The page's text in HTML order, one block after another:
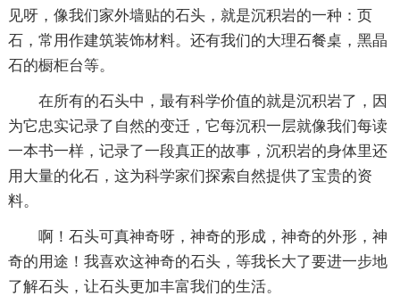
见呀，像我们家外墙贴的石头，就是沉积岩的一种：页
石，常用作建筑装饰材料。还有我们的大理石餐桌，黑晶
石的橱柜台等。
在所有的石头中，最有科学价值的就是沉积岩了，因
为它忠实记录了自然的变迁，它每沉积一层就像我们每读
一本书一样，记录了一段真正的故事，沉积岩的身体里还
用大量的化石，这为科学家们探索自然提供了宝贵的资
料。
啊！石头可真神奇呀，神奇的形成，神奇的外形，神
奇的用途！我喜欢这神奇的石头，等我长大了要进一步地
了解石头，让石头更加丰富我们的生活。